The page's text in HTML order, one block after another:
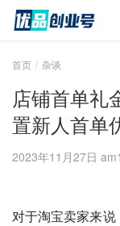
首页 杂谈
店铺首单礼
置新人首单
2023年11月27日
对于淘宝卖家来